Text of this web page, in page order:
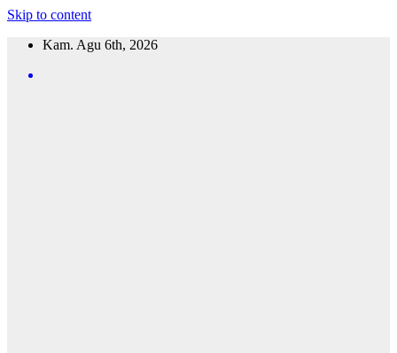
Skip to content
Kam. Agu 6th, 2026